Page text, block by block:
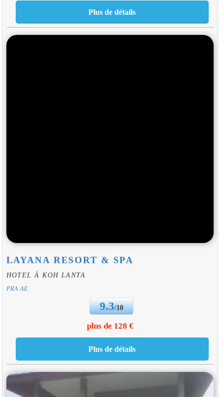
LAYANA RESORT & SPA
HOTEL À KOH LANTA
PRA AE
9.3/10
plus de 128 €